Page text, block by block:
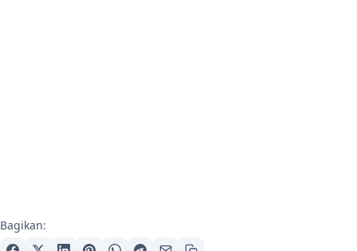
Bagikan: